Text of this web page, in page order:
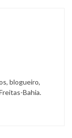
blogueiro,
Bahia.